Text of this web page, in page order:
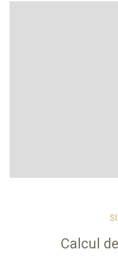
Calcul